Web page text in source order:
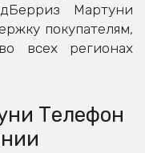
Мартуни
покупателям,
всех регионах
Телефон